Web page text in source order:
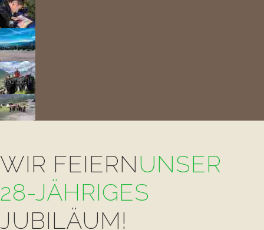
WIR FEIERNUNSER
28-JÄHRIGES
JUBILÄUM!